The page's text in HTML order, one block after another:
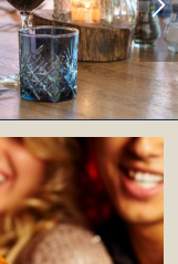
1 2